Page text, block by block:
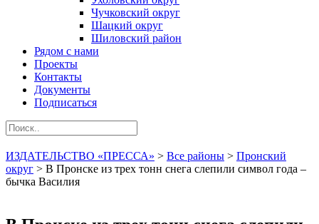
Чучковский округ
Шацкий округ
Шиловский район
Рядом с нами
Проекты
Контакты
Документы
Подписаться
ИЗДАТЕЛЬСТВО «ПРЕССА» > Все районы > Пронский
округ > В Пронске из трех тонн снега слепили символ года –
бычка Василия